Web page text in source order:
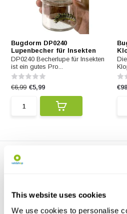
This website uses cookies
We use cookies to personalise
Bugdorm DP0240
Lupenbecher für Insekten
DP0240 Becherlupe für Insekten
ist ein gutes Pro...
€6,99 €5,99